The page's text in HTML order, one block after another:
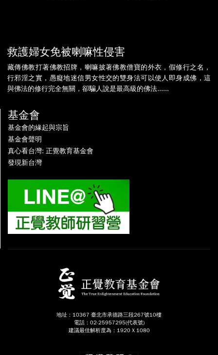
救護婦女免被喇嘛性侵害
藏傳佛教打著佛教招牌，喇嘛披著佛教僧寶的外衣，假修行之名，
行邪淫之實，愚癡地迷信男女性交的雙身法可以使人即身成佛，這
與佛法的修行完全無關，卻騙人說是最高級的佛法......
基金會
基金會的緣起與宗旨
基金會聲明
真心看台灣: 正覺教育基金會
發現新台灣
地址：10367 臺北市承德路三段267號10樓
電話：02-25957295(代表號)
建議最佳解析度為：1920 X 1080